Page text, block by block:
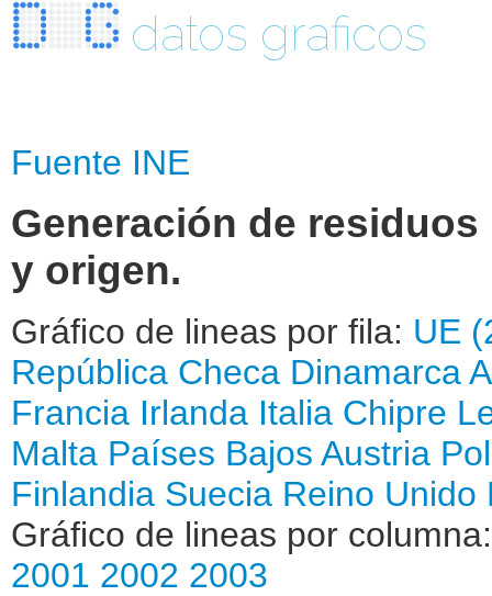
datos graficos
Fuente INE
Generación de
y origen.
Gráfico de lineas por fila: UE
República Checa Dinamarca
Francia Irlanda Italia Chipre
Malta Países Bajos Austria
Finlandia Suecia Reino Unido
Gráfico de lineas por
2001 2002 2003